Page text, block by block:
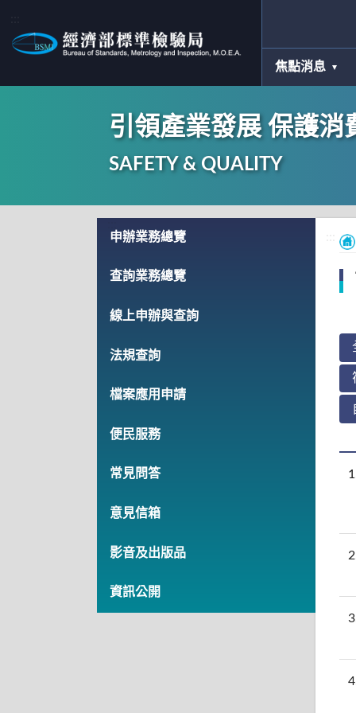
焦點消息
引領產業發展 保護消
SAFETY & QUALITY
申辦業務總覽
查詢業務總覽
線上申辦與查詢
法規查詢
檔案應用申請
便民服務
常見問答
意見信箱
影音及出版品
資訊公開
1
2
3
4